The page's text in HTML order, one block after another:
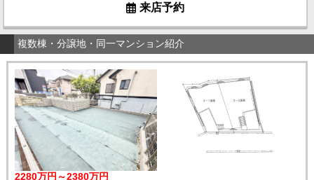
来店予約
複数棟・分譲地・同一マンション紹介
2280万円～2380万円